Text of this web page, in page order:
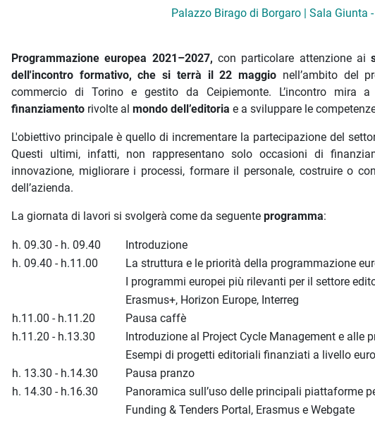
Palazzo Birago di Borgaro | Sala Giunta
Programmazione europea 2021–2027, con particolare attenzione ai
dell'incontro formativo, che si terrà il 22 maggio nell’ambito del
commercio di Torino e gestito da Ceipiemonte. L’incontro mira
finanziamento rivolte al mondo dell’editoria e a sviluppare le
L'obiettivo principale è quello di incrementare la partecipazione del
Questi ultimi, infatti, non rappresentano solo occasioni di
innovazione, migliorare i processi, formare il personale, costruire o
dell’azienda.
La giornata di lavori si svolgerà come da seguente programma:
h. 09.30 - h. 09.40
Introduzione
h. 09.40 - h.11.00
La struttura e le priorità della programmazione
I programmi europei più rilevanti per il settore
Erasmus+, Horizon Europe, Interreg
h.11.00 - h.11.20
Pausa caffè
h.11.20 - h.13.30
Introduzione al Project Cycle Management e alle
Esempi di progetti editoriali finanziati a livello
h. 13.30 - h.14.30
Pausa pranzo
h. 14.30 - h.16.30
Panoramica sull’uso delle principali piattaforme
Funding & Tenders Portal, Erasmus e Webgate